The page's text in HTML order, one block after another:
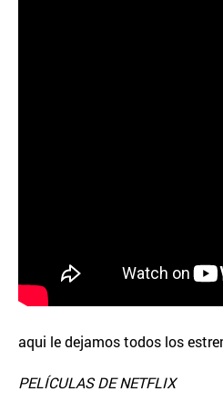
aqui le dejamos todos los
PELÍCULAS DE NETFLIX